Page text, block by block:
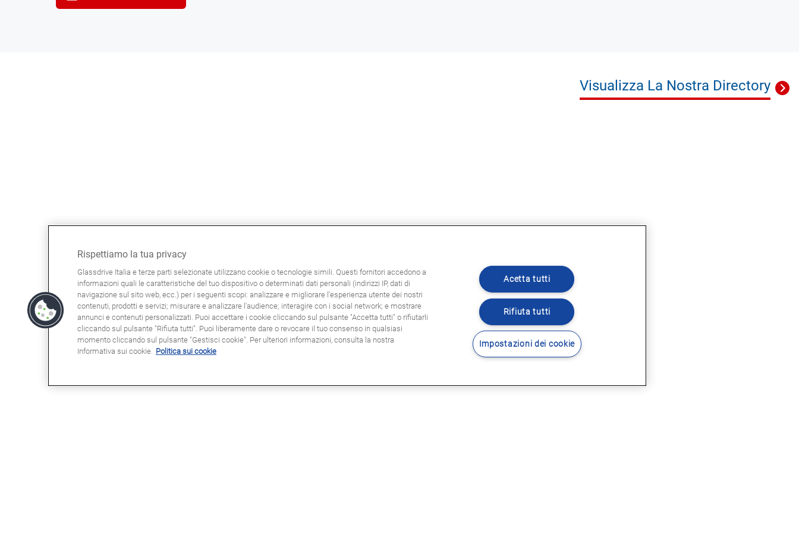
Visualizza La Nostra Directory
Rispettiamo la tua privacy
Glassdrive Italia e terze parti selezionate utilizzano cookie o tecnologie simili. Questi fornitori accedono a
informazioni quali le caratteristiche del tuo dispositivo o determinati dati personali (indirizzi IP, dati di
navigazione sul sito web, ecc.) per i seguenti scopi: analizzare e migliorare l'esperienza utente dei nostri
contenuti, prodotti e servizi; misurare e analizzare l'audience; interagire con i social network; e mostrare
annunci e contenuti personalizzati. Puoi accettare i cookie cliccando sul pulsante "Accetta tutti" o rifiutarli
cliccando sul pulsante "Rifiuta tutti". Puoi liberamente dare o revocare il tuo consenso in qualsiasi
momento cliccando sul pulsante "Gestisci cookie". Per ulteriori informazioni, consulta la nostra
Informativa sui cookie. Politica sui cookie
Acetta tutti
Rifiuta tutti
Impostazioni dei cookie